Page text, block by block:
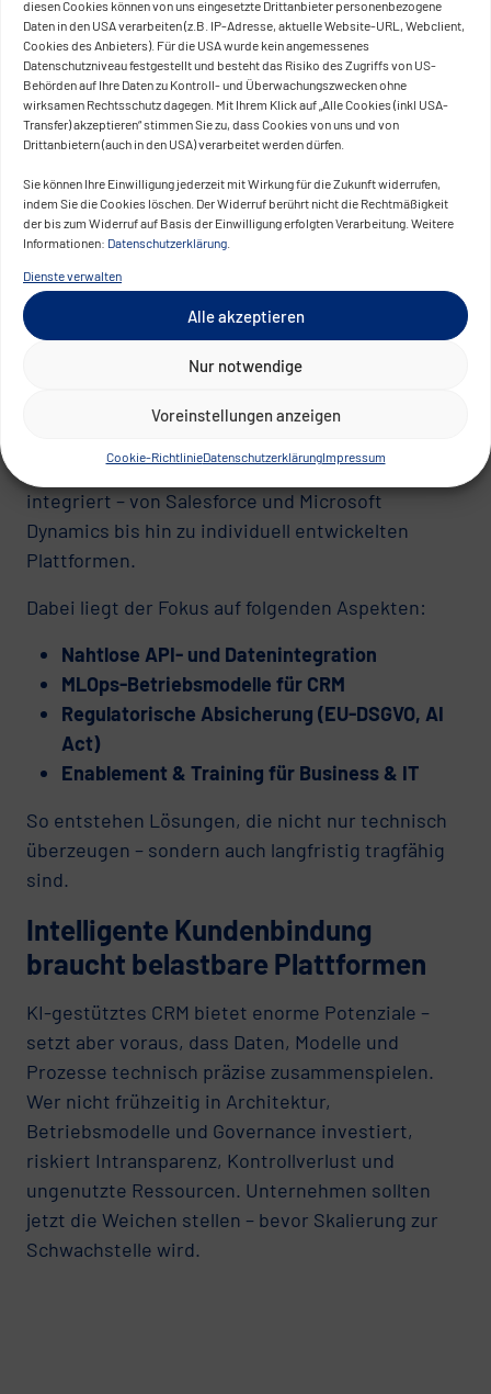
diesen Cookies können von uns eingesetzte Drittanbieter personenbezogene
Daten in den USA verarbeiten (z.B. IP-Adresse, aktuelle Website-URL, Webclient,
Cookies des Anbieters). Für die USA wurde kein angemessenes
Datenschutzniveau festgestellt und besteht das Risiko des Zugriffs von US-
Behörden auf Ihre Daten zu Kontroll- und Überwachungszwecken ohne
wirksamen Rechtsschutz dagegen. Mit Ihrem Klick auf „Alle Cookies (inkl USA-
Transfer) akzeptieren“ stimmen Sie zu, dass Cookies von uns und von
Drittanbietern (auch in den USA) verarbeitet werden dürfen.
Sie können Ihre Einwilligung jederzeit mit Wirkung für die Zukunft widerrufen,
indem Sie die Cookies löschen. Der Widerruf berührt nicht die Rechtmäßigkeit
der bis zum Widerruf auf Basis der Einwilligung erfolgten Verarbeitung. Weitere
Informationen: Datenschutzerklärung
Dienste verwalten
Alle akzeptieren
Nur notwendige
Voreinstellungen anzeigen
Cookie-RichtlinieDatenschutzerklärungImpressum
skalierbaren, revisionssicheren Betrieb.
Technische Umsetzung in der
Praxis
Im Unterschied zu punktuellen KI-Tools oder
isolierten CRM-Suiten realisiert CONVOTIS
integrierte Lösungen, die Architektur, Betrieb
und regulatorische Anforderungen
zusammenführen. Der Fokus liegt auf einer
technischen und strategischen Umsetzung von KI
im CRM – von der Use-Case-Definition über die
Systemintegration bis hin zum skalierbaren
bestehende CRM- und CDP-Landschaften
integriert – von Salesforce und Microsoft
Dynamics bis hin zu individuell entwickelten
Plattformen.
Dabei liegt der Fokus auf folgenden Aspekten:
Nahtlose API- und Datenintegration
MLOps-Betriebsmodelle für CRM
Regulatorische Absicherung (EU-DSGVO, AI
Act)
Enablement & Training für Business & IT
So entstehen Lösungen, die nicht nur technisch
überzeugen – sondern auch langfristig tragfähig
sind.
Intelligente Kundenbindung
braucht belastbare Plattformen
KI-gestütztes CRM bietet enorme Potenziale –
setzt aber voraus, dass Daten, Modelle und
Prozesse technisch präzise zusammenspielen.
Wer nicht frühzeitig in Architektur,
Betriebsmodelle und Governance investiert,
riskiert Intransparenz, Kontrollverlust und
ungenutzte Ressourcen. Unternehmen sollten
jetzt die Weichen stellen – bevor Skalierung zur
Schwachstelle wird.